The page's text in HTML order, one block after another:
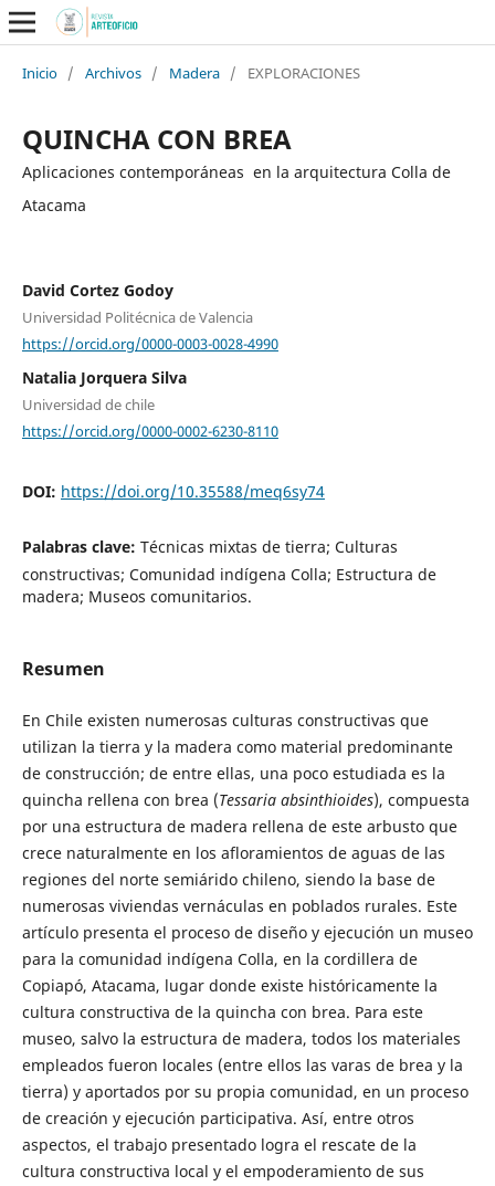
Inicio / Archivos / Madera / EXPLORACIONES
QUINCHA CON BREA
Aplicaciones contemporáneas en la arquitectura Colla de
Atacama
David Cortez Godoy
Universidad Politécnica de Valencia
https://orcid.org/0000-0003-0028-4990
Natalia Jorquera Silva
Universidad de chile
https://orcid.org/0000-0002-6230-8110
DOI: https://doi.org/10.35588/meq6sy74
Palabras clave: Técnicas mixtas de tierra; Culturas
constructivas; Comunidad indígena Colla; Estructura de
madera; Museos comunitarios.
Resumen
En Chile existen numerosas culturas constructivas que
utilizan la tierra y la madera como material predominante
de construcción; de entre ellas, una poco estudiada es la
quincha rellena con brea (Tessaria absinthioides), compuesta
por una estructura de madera rellena de este arbusto que
crece naturalmente en los afloramientos de aguas de las
regiones del norte semiárido chileno, siendo la base de
numerosas viviendas vernáculas en poblados rurales. Este
artículo presenta el proceso de diseño y ejecución un museo
para la comunidad indígena Colla, en la cordillera de
Copiapó, Atacama, lugar donde existe históricamente la
cultura constructiva de la quincha con brea. Para este
museo, salvo la estructura de madera, todos los materiales
empleados fueron locales (entre ellos las varas de brea y la
tierra) y aportados por su propia comunidad, en un proceso
de creación y ejecución participativa. Así, entre otros
aspectos, el trabajo presentado logra el rescate de la
cultura constructiva local y el empoderamiento de sus